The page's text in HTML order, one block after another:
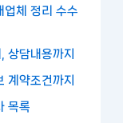
업체 정리 수수
상담내용까지
계약조건까지
목록